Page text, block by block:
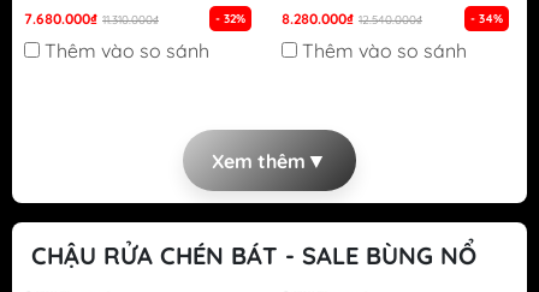
7.680.000₫ 11.310.000₫ - 32%
Thêm vào so sánh
8.280.000₫ 12.540.000₫ - 34%
Thêm vào so sánh
Xem thêm ▼
CHẬU RỬA CHÉN BÁT - SALE BÙNG NỔ